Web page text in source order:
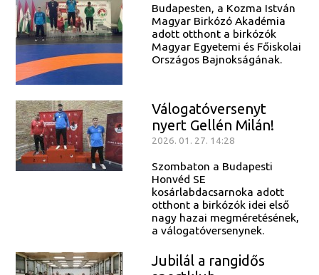
Budapesten, a Kozma István
Magyar Birkózó Akadémia
adott otthont a birkózók
Magyar Egyetemi és Főiskolai
Országos Bajnokságának.
Válogatóversenyt
nyert Gellén Milán!
2026. 01. 27. 14:28
Szombaton a Budapesti
Honvéd SE
kosárlabdacsarnoka adott
otthont a birkózók idei első
nagy hazai megméretésének,
a válogatóversenynek.
Jubilál a rangidős